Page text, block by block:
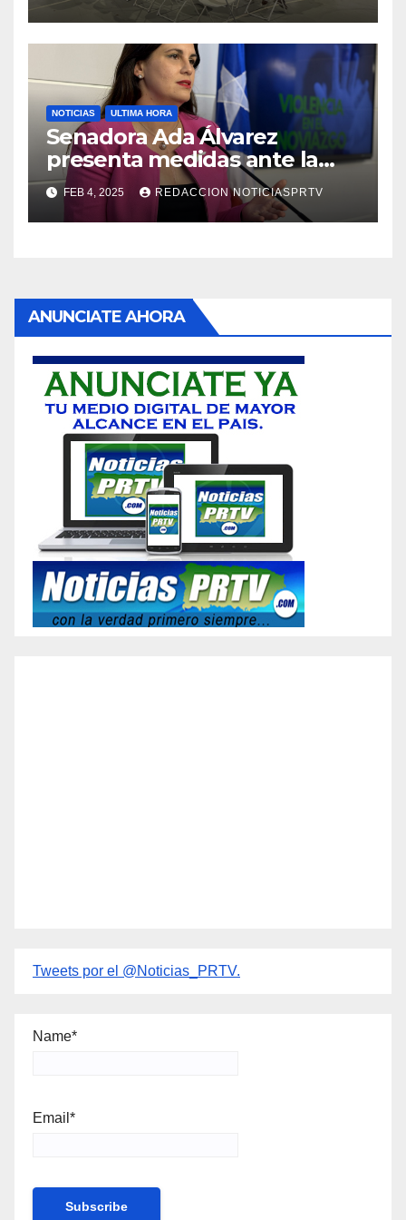
NOTICIAS ULTIMA HORA
Senadora Ada Álvarez
presenta medidas ante la
violencia en el noviazgo
FEB 4, 2025 REDACCION NOTICIASPRTV
ANUNCIATE AHORA
Tweets por el @Noticias_PRTV.
Name*
Email*